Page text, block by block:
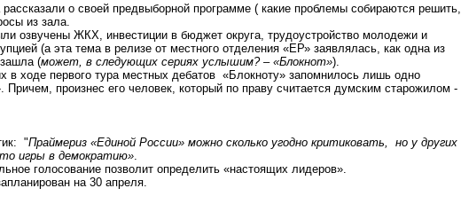
о своей предвыборной программе ( какие проблемы собираются решить,
из зала.
озвучены ЖКХ, инвестиции в бюджет округа, трудоустройство молодежи и
(а эта тема в релизе от местного отделения «ЕР» заявлялась, как одна из
(может, в следующих сериях услышим? – «Блокнот»).
в ходе первого тура местных дебатов «Блокноту» запомнилось лишь одно
Причем, произнес его человек, который по праву считается думским старожилом -
"Праймериз «Единой России» можно сколько угодно критиковать, но у других
игры в демократию».
голосование позволит определить «настоящих лидеров».
на 30 апреля.